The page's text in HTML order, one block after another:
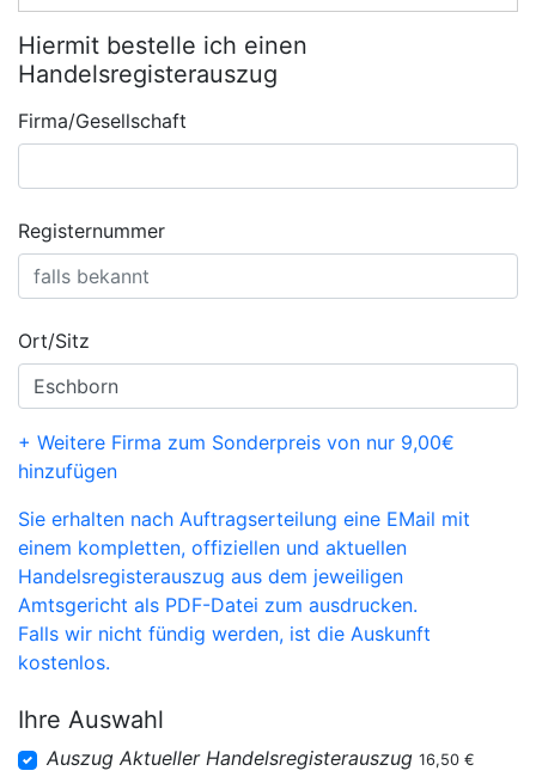
Hiermit bestelle ich einen
Handelsregisterauszug
Firma/Gesellschaft
Registernummer
Ort/Sitz
+ Weitere Firma zum Sonderpreis von nur 9,00€
hinzufügen
Sie erhalten nach Auftragserteilung eine EMail mit
einem kompletten, offiziellen und aktuellen
Handelsregisterauszug aus dem jeweiligen
Amtsgericht als PDF-Datei zum ausdrucken.
Falls wir nicht fündig werden, ist die Auskunft
kostenlos.
Ihre Auswahl
Auszug Aktueller Handelsregisterauszug 16,50 €